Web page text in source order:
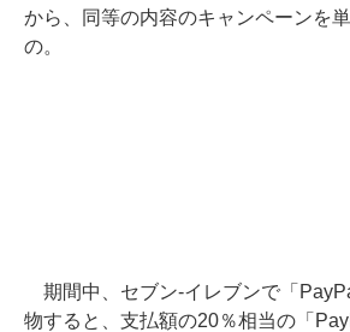
から、同等の内容のキャンペーンを
の。
期間中、セブン-イレブンで「
物すると、支払額の20％相当の「